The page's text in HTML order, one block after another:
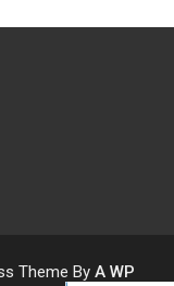
Theme By A WP